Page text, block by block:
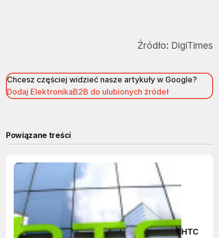
Źródło: DigiTimes
Chcesz częściej widzieć nasze artykuły w Google?
Dodaj ElektronikaB2B do ulubionych źródeł
Powiązane treści
HTC